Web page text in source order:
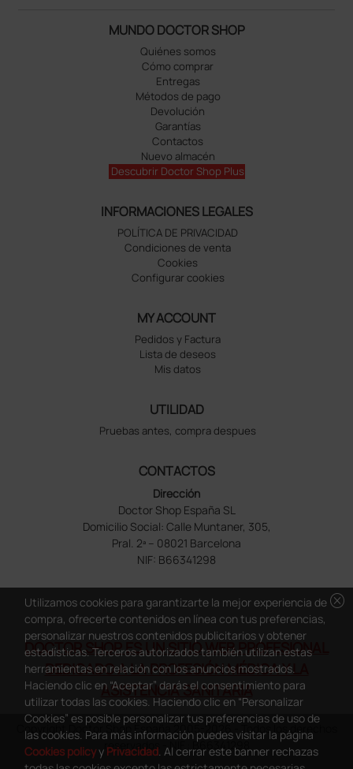
MUNDO DOCTOR SHOP
Quiénes somos
Cómo comprar
Entregas
Métodos de pago
Devolución
Garantías
Contactos
Nuevo almacén
Descubrir Doctor Shop Plus
INFORMACIONES LEGALES
POLÍTICA DE PRIVACIDAD
Condiciones de venta
Cookies
Configurar cookies
MY ACCOUNT
Pedidos y Factura
Lista de deseos
Mis datos
UTILIDAD
Pruebas antes, compra despues
CONTACTOS
Dirección
Doctor Shop España SL
Domicilio Social: Calle Muntaner, 305,
Pral. 2ª – 08021 Barcelona
NIF: B66341298
DOCTOR SHOP ES UN SITIO WEB PROFESIONAL
DEDICADO A LA PROFESIÓN MÉDICA Y LA
ASISTENCIA SANITARIA
Copyright Doctor Shop España 2005-2026 - Todos los derechos
reservados - NIF.: B66341298
cancel
Utilizamos cookies para garantizarte la mejor experiencia de
compra, ofrecerte contenidos en línea con tus preferencias,
personalizar nuestros contenidos publicitarios y obtener
estadísticas. Terceros autorizados también utilizan estas
herramientas en relación con los anuncios mostrados.
Haciendo clic en “Aceptar” darás el consentimiento para
utilizar todas las cookies. Haciendo clic en “Personalizar
Cookies” es posible personalizar tus preferencias de uso de
las cookies. Para más información puedes visitar la página
Cookies policyy Privacidad. Al cerrar este banner rechazas